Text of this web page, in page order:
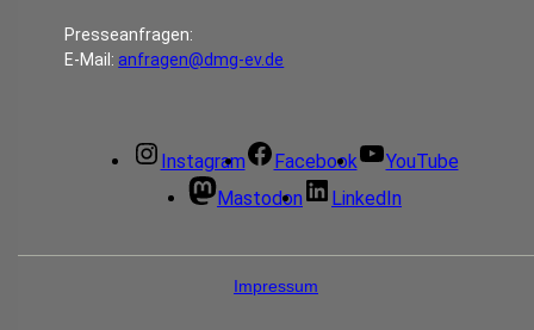
Presseanfragen:
E-Mail: anfragen@dmg-ev.de
Instagram Facebook
YouTube
Mastodon
LinkedIn
Impressum